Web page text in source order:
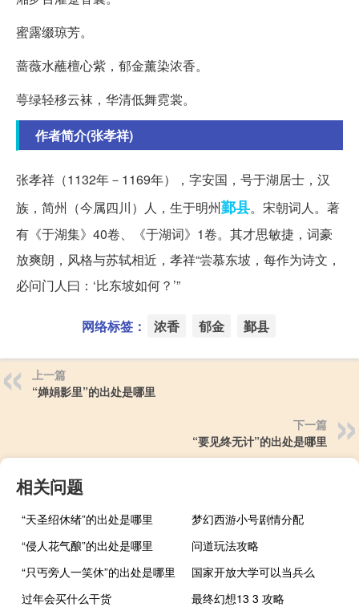
蜜露缀琼芳。
蔷薇水蘸檀心紫，郁金薰染浓香。
萼绿轻移云袜，华清低舞霓裳。
作者简介(张孝祥)
张孝祥（1132年－1169年），字安国，号于湖居士，汉
族，简州（今属四川）人，生于明州鄞县。宋朝词人。著
有《于湖集》40卷、《于湖词》1卷。其才思敏捷，词豪
放爽朗，风格与苏轼相近，孝祥“尝慕东坡，每作为诗文，
必问门人曰：‘比东坡如何？’”
网络标签： 浓香 郁金 鄞县
上一篇
“婵娟影里”的出处是哪里
下一篇
“要见终无计”的出处是哪里
相关问题
“天圣绍休绪”的出处是哪里
梦幻西游小号剧情分配
“侵人花气酿”的出处是哪里
问道玩法攻略
“只丐旁人一笑休”的出处是哪里
国家开放大学可以当兵么
过年会买什么干货
最终幻想13 3 攻略